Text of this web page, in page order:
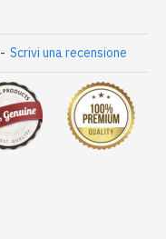
- Scrivi una recensione